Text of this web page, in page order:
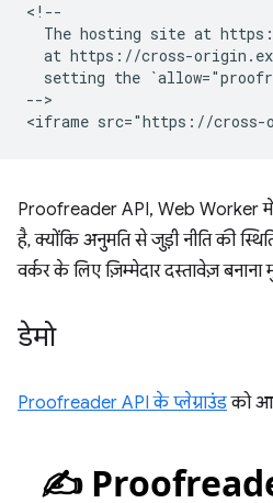
<!--
The hosting site at
at https://cross-
setting the
-->
Proofreader API, Web Worker में
है, क्योंकि अनुमति से जुड़ी नीति की
वर्कर के लिए ज़िम्मेदार दस्तावेज़ बनाना
डेमो
Proofreader API के प्लेग्राउंडको